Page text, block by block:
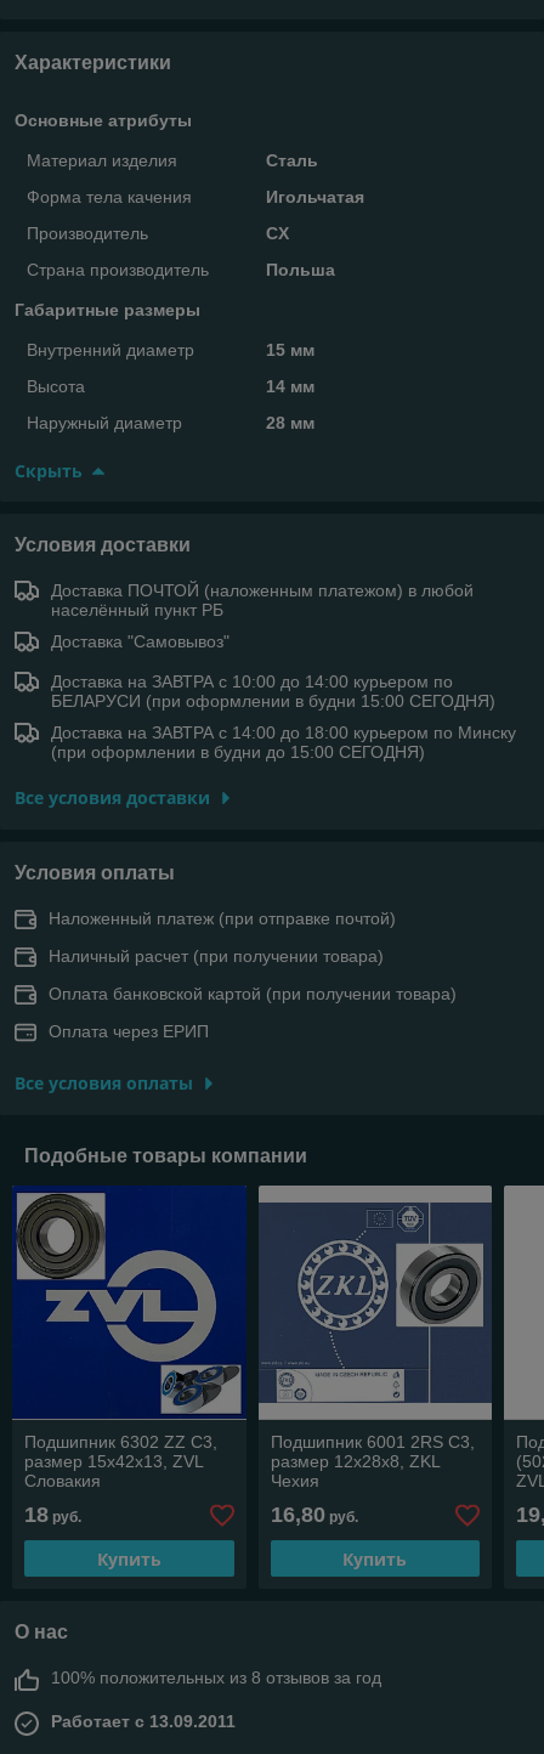
Характеристики
Основные атрибуты
Материал изделия
Сталь
Форма тела качения
Игольчатая
Производитель
CX
Страна производитель
Польша
Габаритные размеры
Внутренний диаметр
15 мм
Высота
14 мм
Наружный диаметр
28 мм
Скрыть
Условия доставки
Доставка ПОЧТОЙ (наложенным платежом) в любой
населённый пункт РБ
Доставка "Самовывоз"
Доставка на ЗАВТРА с 10:00 до 14:00 курьером по
БЕЛАРУСИ (при оформлении в будни 15:00 СЕГОДНЯ)
Доставка на ЗАВТРА с 14:00 до 18:00 курьером по Минску
(при оформлении в будни до 15:00 СЕГОДНЯ)
Все условия доставки
Условия оплаты
Наложенный платеж (при отправке почтой)
Наличный расчет (при получении товара)
Оплата банковской картой (при получении товара)
Оплата через ЕРИП
Все условия оплаты
Подобные товары компании
Подшипник 6302 ZZ C3,
размер 15х42х13, ZVL
Словакия
18 руб.
Купить
Подшипник 6001 2RS C3,
размер 12х28х8, ZKL
Чехия
16,80руб.
Купить
О нас
100% положительных из 8 отзывов за год
Работает с 13.09.2011